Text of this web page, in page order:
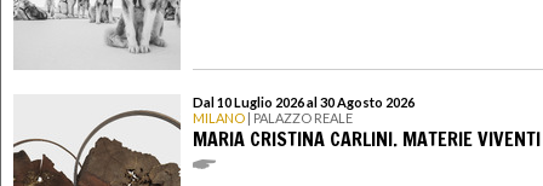
Dal 10 Luglio 2026 al 30 Agosto 2026
MILANO | PALAZZO REALE
MARIA CRISTINA CARLINI. MATERIE VIVENTI